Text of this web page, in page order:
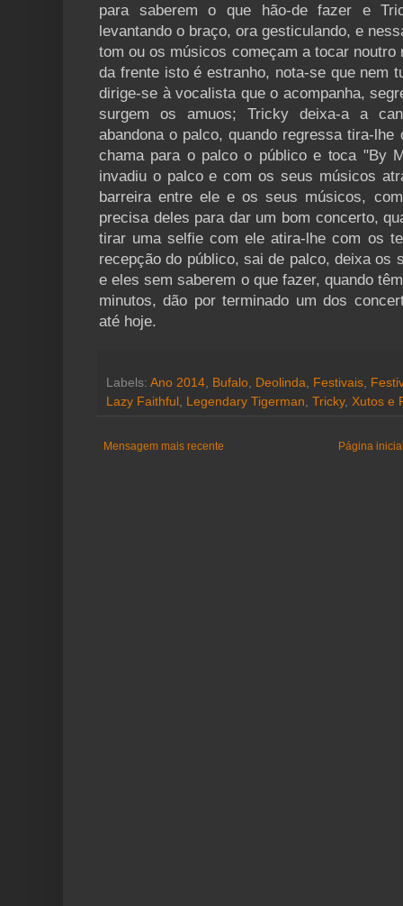
para saberem o que hão-de fazer e
levantando o braço, ora gesticulando, e
tom ou os músicos começam a tocar
da frente isto é estranho, nota-se que nem
dirige-se à vocalista que o acompanha,
surgem os amuos; Tricky deixa-a a
abandona o palco, quando regressa tira-
chama para o palco o público e toca "By
invadiu o palco e com os seus músicos
barreira entre ele e os seus músicos,
precisa deles para dar um bom concerto,
tirar uma selfie com ele atira-lhe com os
recepção do público, sai de palco, deixa os
e eles sem saberem o que fazer, quando
minutos, dão por terminado um dos
até hoje.
Labels: Ano 2014, Bufalo, Deolinda, Festivais,
Lazy Faithful , Legendary Tigerman, Tricky, Xutos e
Mensagem mais recente Página